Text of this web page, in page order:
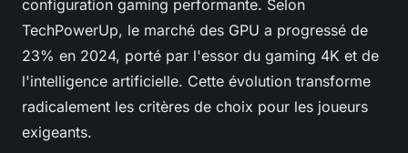
configuration gaming performante. Selon
TechPowerUp, le marché des GPU a progressé de
23% en 2024, porté par l'essor du gaming 4K et de
l'intelligence artificielle. Cette évolution transforme
radicalement les critères de choix pour les joueurs
exigeants.